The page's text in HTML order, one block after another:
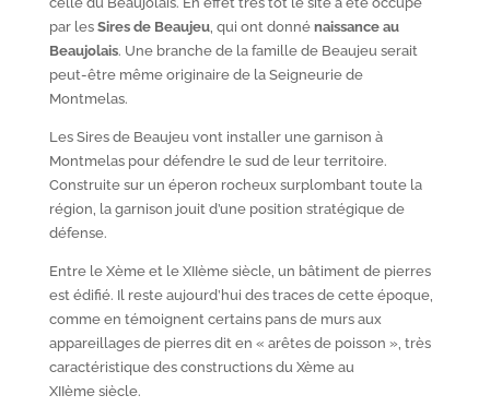
par les Sires de Beaujeu, qui ont donné naissance au
Beaujolais. Une branche de la famille de Beaujeu serait
peut-être même originaire de la Seigneurie de
Montmelas.
Les Sires de Beaujeu vont installer une garnison à
Montmelas pour défendre le sud de leur territoire.
Construite sur un éperon rocheux surplombant toute la
région, la garnison jouit d’une position stratégique de
défense.
Entre le Xèmeet le XIIèmesiècle, un bâtiment de pierres
est édifié. Il reste aujourd’hui des traces de cette époque,
comme en témoignent certains pans de murs aux
appareillages de pierres dit en « arêtes de poisson », très
caractéristique des constructions du Xèmeau
XIIèmesiècle.